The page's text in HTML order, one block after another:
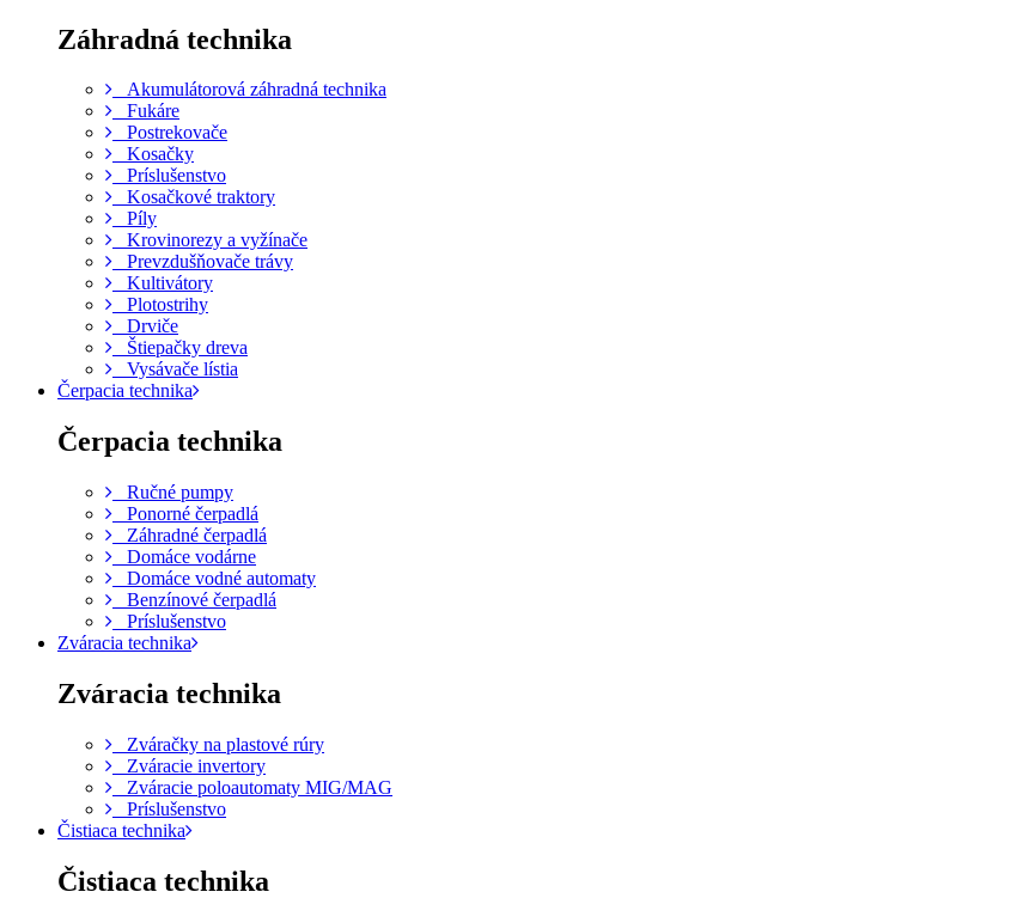
Záhradná technika
Akumulátorová záhradná technika
Fukáre
Postrekovače
Kosačky
Príslušenstvo
Kosačkové traktory
Píly
Krovinorezy a vyžínače
Prevzdušňovače trávy
Kultivátory
Plotostrihy
Drviče
Štiepačky dreva
Vysávače lístia
Čerpacia technika
Čerpacia technika
Ručné pumpy
Ponorné čerpadlá
Záhradné čerpadlá
Domáce vodárne
Domáce vodné automaty
Benzínové čerpadlá
Príslušenstvo
Zváracia technika
Zváracia technika
Zváračky na plastové rúry
Zváracie invertory
Zváracie poloautomaty MIG/MAG
Príslušenstvo
Čistiaca technika
Čistiaca technika